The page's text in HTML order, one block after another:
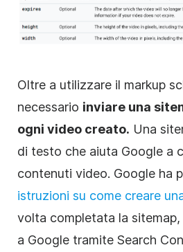
Oltre a utilizzare il markup
necessario inviare una
ogni video creato. Una
di testo che aiuta Google a
contenuti video. Google ha
istruzioni su come creare
volta completata la sitemap,
a Google tramite Search